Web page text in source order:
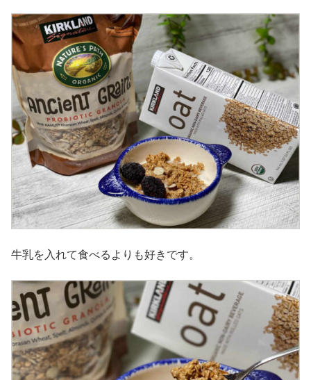
牛乳を入れて食べるよりも好きです。